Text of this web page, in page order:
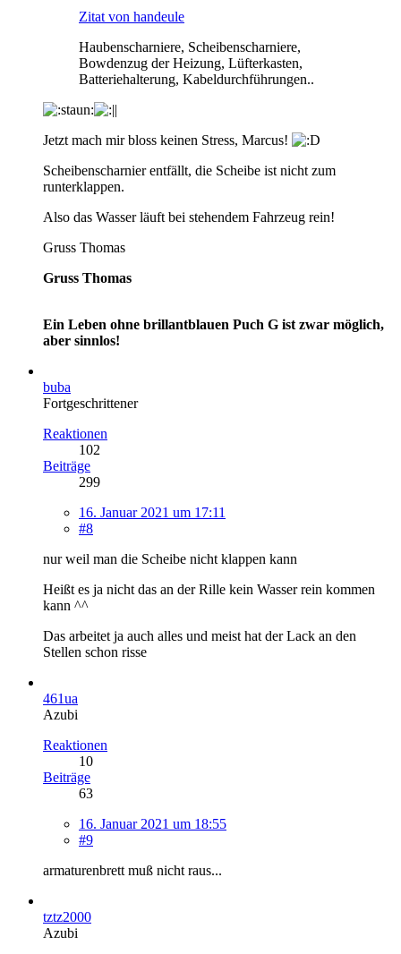
Zitat von handeule
Haubenscharniere, Scheibenscharniere,
Bowdenzug der Heizung, Lüfterkasten,
Batteriehalterung, Kabeldurchführungen..
Jetzt mach mir bloss keinen Stress, Marcus!
Scheibenscharnier entfällt, die Scheibe ist nicht zum
runterklappen.
Also das Wasser läuft bei stehendem Fahrzeug rein!
Gruss Thomas
Gruss Thomas
Ein Leben ohne brillantblauen Puch G ist zwar möglich,
aber sinnlos!
buba
Fortgeschrittener
Reaktionen
102
Beiträge
299
16. Januar 2021 um 17:11
#8
nur weil man die Scheibe nicht klappen kann
Heißt es ja nicht das an der Rille kein Wasser rein kommen
kann ^^
Das arbeitet ja auch alles und meist hat der Lack an den
Stellen schon risse
461ua
Azubi
Reaktionen
10
Beiträge
63
16. Januar 2021 um 18:55
#9
armaturenbrett muß nicht raus...
tztz2000
Azubi